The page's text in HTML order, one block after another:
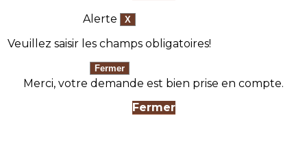
Alerte
Veuillez saisir les champs obligatoires!
Merci, votre demande est bien prise en compte.
Fermer